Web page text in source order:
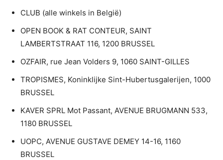
CLUB (alle winkels in België)
OPEN BOOK & RAT CONTEUR, SAINT
LAMBERTSTRAAT 116, 1200 BRUSSEL
OZFAIR, rue Jean Volders 9, 1060 SAINT-GILLES
TROPISMES, Koninklijke Sint-Hubertusgalerijen, 1000
BRUSSEL
KAVER SPRL Mot Passant, AVENUE BRUGMANN 533,
1180 BRUSSEL
UOPC, AVENUE GUSTAVE DEMEY 14-16, 1160
BRUSSEL